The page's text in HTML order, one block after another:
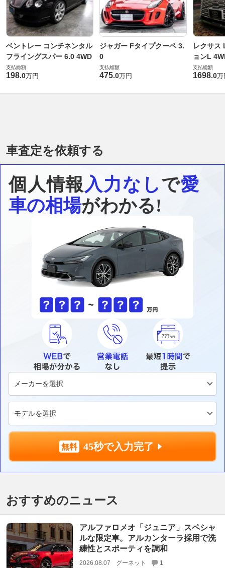
ベントレー コンチネンタル
フライングスパー 6.0 4WD
支払総額
198.0万円
ジャガー Fタイプクーペ 3.
0
支払総額
475.0万円
レクサス
ョンL
支払総額
1698.0万
車査定を依頼する
個人情報入力なしで愛
車の相場がわかる!
45秒で入力完了
おすすめのニュース
アルファロメオ「ジュニア」スペシャ
ルな限定車。アルカンターラ採用で洗
練性とスポーティを調和
2026.08.07 グーネット 1